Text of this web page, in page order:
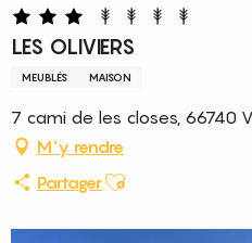
LES OLIVIERS
MEUBLÉS MAISON
7 cami de les closes, 66740
M'y rendre
PartagerAjouter aux favoris